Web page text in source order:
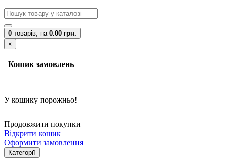
0 товарів, на 0.00 грн.
×
Кошик замовлень
У кошику порожньо!
Продовжити покупки
Відкрити кошик
Оформити замовлення
Категорії